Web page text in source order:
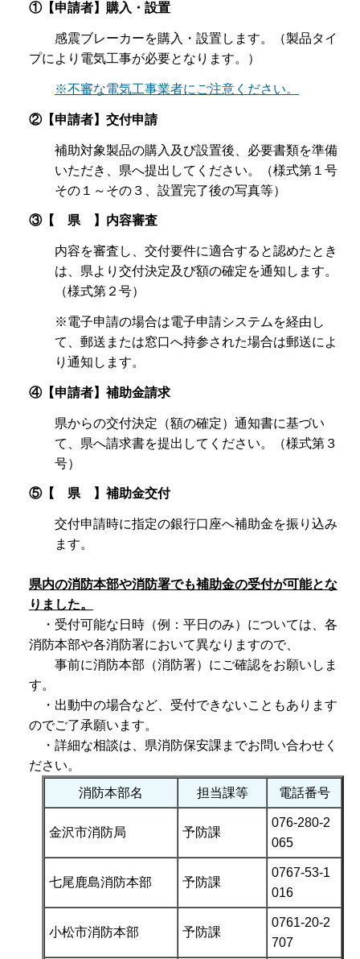
①【申請者】購入・設置
感震ブレーカーを購入・設置します。（製品タイ
プにより電気工事が必要となります。）
※不審な電気工事業者にご注意ください。
②【申請者】交付申請
補助対象製品の購入及び設置後、必要書類を準備
いただき、県へ提出してください。（様式第１号
その１～その３、設置完了後の写真等）
③【 県 】内容審査
内容を審査し、交付要件に適合すると認めたとき
は、県より交付決定及び額の確定を通知します。
（様式第２号）
※電子申請の場合は電子申請システムを経由し
て、郵送または窓口へ持参された場合は郵送によ
り通知します。
④【申請者】補助金請求
県からの交付決定（額の確定）通知書に基づい
て、県へ請求書を提出してください。（様式第３
号）
⑤【 県 】補助金交付
交付申請時に指定の銀行口座へ補助金を振り込み
ます。
県内の消防本部や消防署でも補助金の受付が可能とな
りました。
・受付可能な日時（例：平日のみ）については、各
消防本部や各消防署において異なりますので、
事前に消防本部（消防署）にご確認をお願いしま
す。
・出動中の場合など、受付できないこともあります
のでご了承願います。
・詳細な相談は、県消防保安課までお問い合わせく
ださい。
消防本部名
担当課等 電話番号
金沢市消防局 予防課
076-280-2
065
七尾鹿島消防本部 予防課
0767-53-1
016
小松市消防本部 予防課
0761-20-2
707